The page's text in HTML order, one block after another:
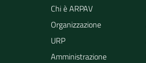
Chi è ARPAV
Organizzazione
URP
Amministrazione